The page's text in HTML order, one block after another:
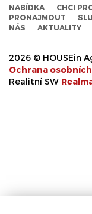
NABÍDKA CHCI
PRONAJMOUT
NÁS
AKTUALITY
2026 © HOUSEin
Ochrana
Realitní SW Real